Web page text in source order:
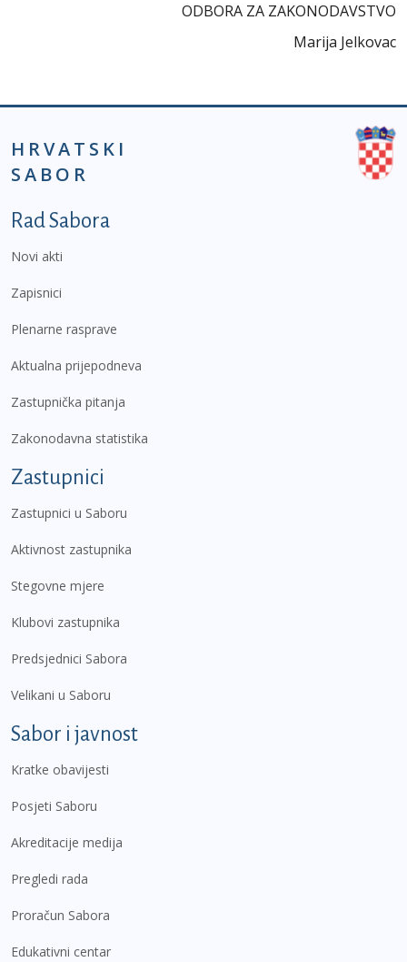
ODBORA ZA ZAKONODAVSTVO
Marija Jelkovac
HRVATSKI
SABOR
Podnožje prvi izbornik
Rad Sabora
Novi akti
Zapisnici
Plenarne rasprave
Aktualna prijepodneva
Zastupnička pitanja
Zakonodavna statistika
Zastupnici
Zastupnici u Saboru
Aktivnost zastupnika
Stegovne mjere
Klubovi zastupnika
Predsjednici Sabora
Velikani u Saboru
Sabor i javnost
Kratke obavijesti
Posjeti Saboru
Akreditacije medija
Pregledi rada
Proračun Sabora
Edukativni centar